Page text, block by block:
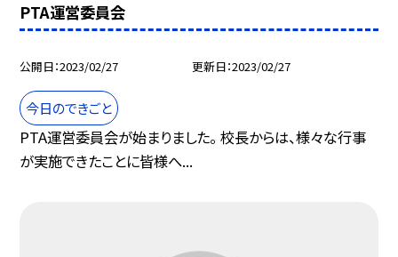
PTA運営委員会
公開日 2023/02/27 更新日 2023/02/27
今日のできごと
PTA運営委員会が始まりました。 校長からは、様々な行事
が実施できたことに皆様へ...